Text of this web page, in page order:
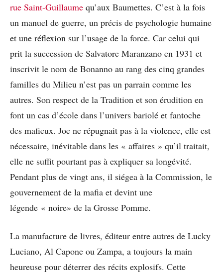
rue Saint-Guillaume qu’aux Baumettes. C’est à la fois
un manuel de guerre, un précis de psychologie humaine
et une réflexion sur l’usage de la force. Car celui qui
prit la succession de Salvatore Maranzano en 1931 et
inscrivit le nom de Bonanno au rang des cinq grandes
familles du Milieu n’est pas un parrain comme les
autres. Son respect de la Tradition et son érudition en
font un cas d’école dans l’univers bariolé et fantoche
des mafieux. Joe ne répugnait pas à la violence, elle est
nécessaire, inévitable dans les « affaires » qu’il traitait,
elle ne suffit pourtant pas à expliquer sa longévité.
Pendant plus de vingt ans, il siégea à la Commission, le
gouvernement de la mafia et devint une
légende « noire» de la Grosse Pomme.
La manufacture de livres, éditeur entre autres de Lucky
Luciano, Al Capone ou Zampa, a toujours la main
heureuse pour déterrer des récits explosifs. Cette